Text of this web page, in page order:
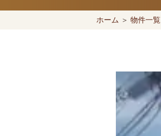
ホーム ＞ 物件一覧